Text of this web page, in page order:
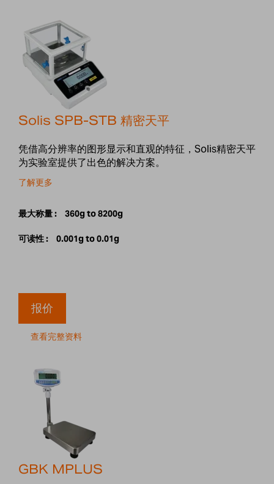
Solis SPB-STB 精密天平
凭借高分辨率的图形显示和直观的特征，Solis精密天平
为实验室提供了出色的解决方案。
了解更多
最大称量 : 360g to 8200g
可读性 : 0.001g to 0.01g
报价
查看完整资料
GBK MPLUS